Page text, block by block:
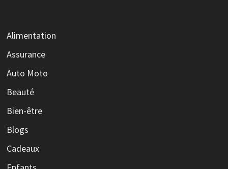
Alimentation
Assurance
Auto Moto
Beauté
Bien-être
Blogs
Cadeaux